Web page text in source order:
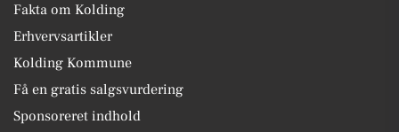
Fakta om Kolding
Erhvervsartikler
Kolding Kommune
Få en gratis salgsvurdering
Sponsoreret indhold